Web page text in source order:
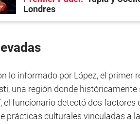
Londres
lo informado por López, el primer
una región donde
el funcionario detectó dos factores
prácticas culturales vinculadas a